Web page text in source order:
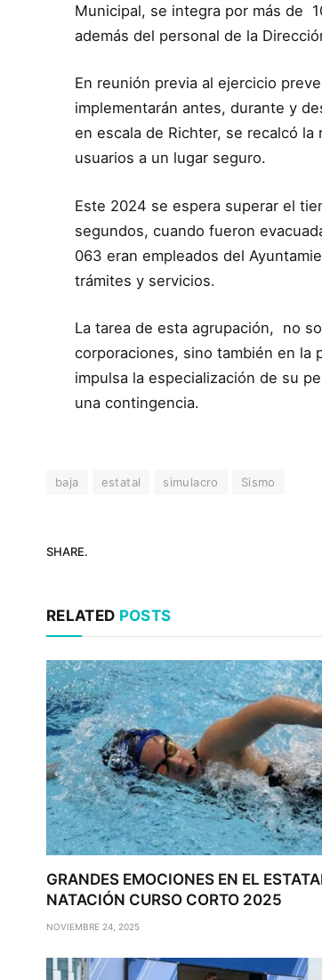
Municipal, se integra por más de
además del personal de la
En reunión previa al ejercicio
implementarán antes, durante y
en escala de Richter, se recalcó
usuarios a un lugar seguro.
Este 2024 se espera superar el
segundos, cuando fueron
063 eran empleados del
trámites y servicios.
La tarea de esta agrupación, no
corporaciones, sino también en la
impulsa la especialización de su
una contingencia.
baja estatal simulacro Sismo
SHARE.
RELATED POSTS
GRANDES EMOCIONES EN EL
NATACIÓN CURSO CORTO 2025
NOVIEMBRE 24, 2025